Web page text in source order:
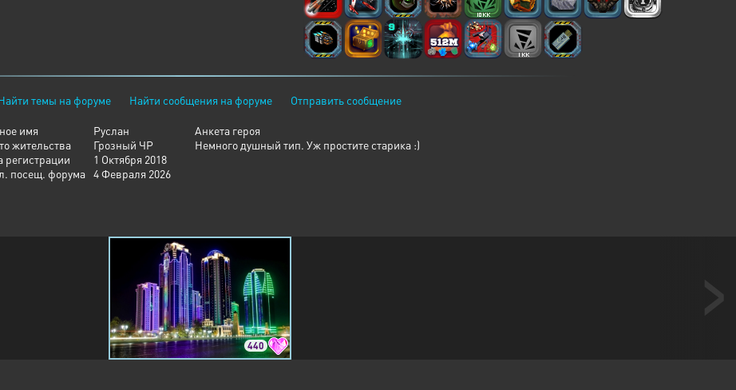
темы на форуме Найти сообщения на форуме Отправить сообщение
имя
Руслан
жительства
Грозный ЧР
регистрации
1 Октября 2018
посещ. форума 4 Февраля 2026
Анкета героя
Немного душный тип. Уж простите старика :)
440